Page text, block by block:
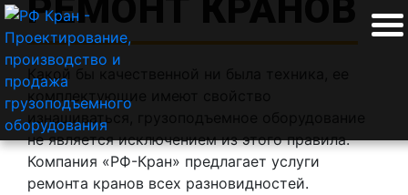
РЕМОНТ КРАНОВ
Какой бы качественной ни была техника, ее
комплектующие имеют свойство
изнашиваться, грузоподъемное оборудование
не является исключением из этого правила.
Компания «РФ-Кран» предлагает услуги
ремонта кранов всех разновидностей.